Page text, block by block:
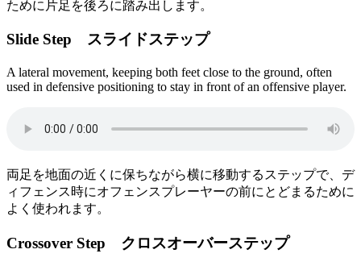
ために片足を後ろに踏み出します。
Slide Step スライドステップ
A lateral movement, keeping both feet close to the ground, often
used in defensive positioning to stay in front of an offensive player.
両足を地面の近くに保ちながら横に移動するステップで、デ
ィフェンス時にオフェンスプレーヤーの前にとどまるために
よく使われます。
Crossover Step クロスオーバーステップ